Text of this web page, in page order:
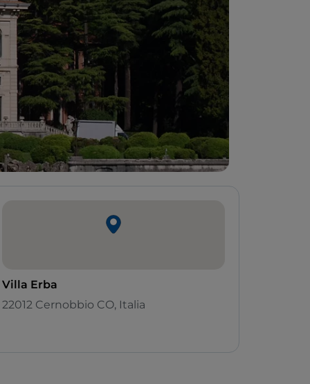
Villa Erba
22012 Cernobbio CO, Italia